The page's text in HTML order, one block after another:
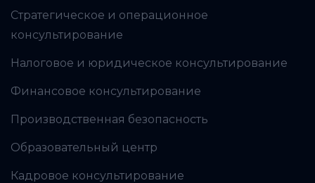
Стратегическое и операционное
консультирование
Налоговое и юридическое консультирование
Финансовое консультирование
Производственная безопасность
Образовательный центр
Кадровое консультирование